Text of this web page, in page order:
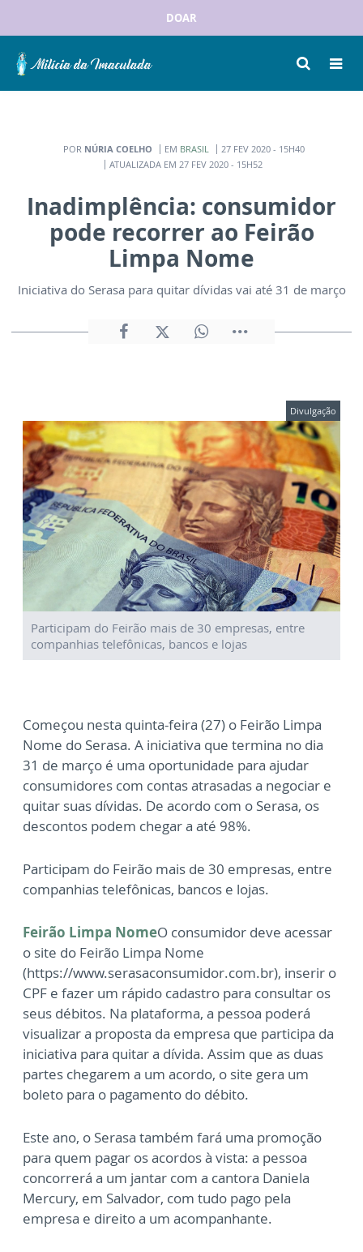
DOAR
POR NÚRIA COELHO EM BRASIL
27 FEV 2020 - 15H40
ATUALIZADA EM 27 FEV 2020 - 15H52
Inadimplência: consumidor
pode recorrer ao Feirão
Limpa Nome
Iniciativa do Serasa para quitar dívidas vai até 31 de março
Divulgação
Participam do Feirão mais de 30 empresas, entre
companhias telefônicas, bancos e lojas
Começou nesta quinta-feira (27) o Feirão Limpa
Nome do Serasa. A iniciativa que termina no dia
31 de março é uma oportunidade para ajudar
consumidores com contas atrasadas a negociar e
quitar suas dívidas. De acordo com o Serasa, os
descontos podem chegar a até 98%.
Participam do Feirão mais de 30 empresas, entre
companhias telefônicas, bancos e lojas.
Feirão Limpa NomeO consumidor deve acessar
o site do Feirão Limpa Nome
(https://www.serasaconsumidor.com.br), inserir o
CPF e fazer um rápido cadastro para consultar os
seus débitos. Na plataforma, a pessoa poderá
visualizar a proposta da empresa que participa da
iniciativa para quitar a dívida. Assim que as duas
partes chegarem a um acordo, o site gera um
boleto para o pagamento do débito.
Este ano, o Serasa também fará uma promoção
para quem pagar os acordos à vista: a pessoa
concorrerá a um jantar com a cantora Daniela
Mercury, em Salvador, com tudo pago pela
empresa e direito a um acompanhante.